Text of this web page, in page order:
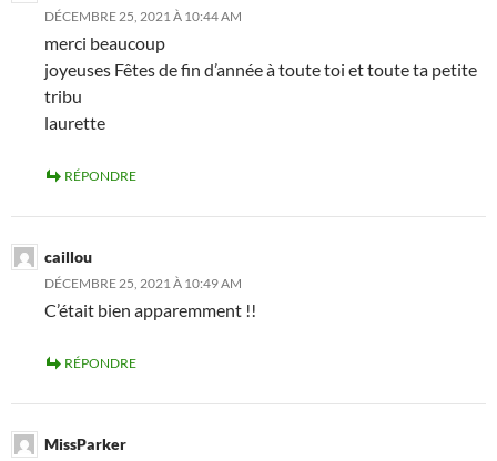
DÉCEMBRE 25, 2021 À 10:44 AM
merci beaucoup
joyeuses Fêtes de fin d’année à toute toi et toute ta petite
tribu
laurette
RÉPONDRE
caillou
DÉCEMBRE 25, 2021 À 10:49 AM
C’était bien apparemment !!
RÉPONDRE
MissParker